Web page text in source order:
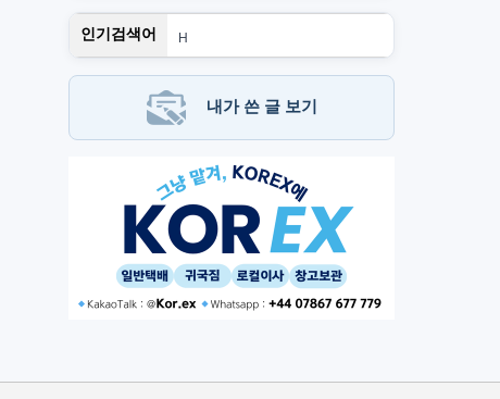
인기검색어
H
1
단기
Art
내가 쓴 글 보기